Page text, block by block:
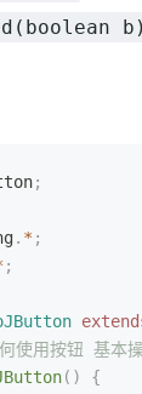
b)
;
. * ;
;
使用按钮 基本
()
{